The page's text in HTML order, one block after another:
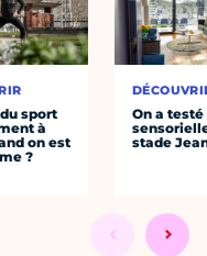
sport
à
on est
?
On a
stade